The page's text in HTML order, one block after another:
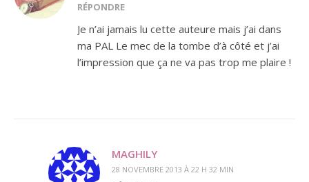
RÉPONDRE
Je n’ai jamais lu cette auteure mais j’ai dans
ma PAL Le mec de la tombe d’à côté et j’ai
l’impression que ça ne va pas trop me plaire !
MAGHILY
28 NOVEMBRE 2013 À 22 H 32 MIN